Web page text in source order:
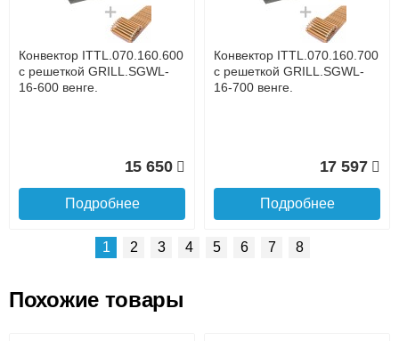
времени
Банковской картой при получении товара как при
доставке, так и самовывозом
Интернет-деньгами (Yandex-деньги, Web-money,
Qiwi-кошельки и другие).
Безналичный расчёт (возможно и с НДС)
Конвектор ITTL.070.160.600
с решеткой GRILL.SGWL-
16-600 венге.
15 650
Подробнее
Конвектор ITTL.070.160.700
с решеткой GRILL.SGWL-
16-700 венге.
17 597
Подробнее
1 2 3 4 5 6 7 8
Похожие товары